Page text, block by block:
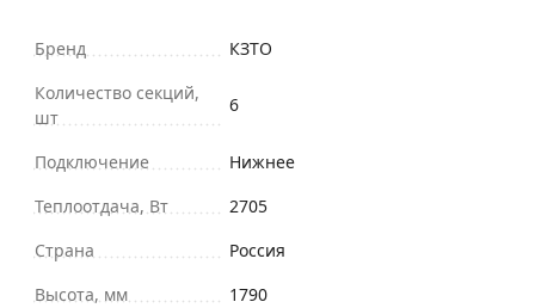
Бренд
КЗТО
Количество секций,
шт
6
Подключение
Нижнее
Теплоотдача, Вт
2705
Страна
Россия
Высота, мм
1790